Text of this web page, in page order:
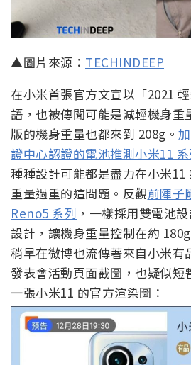
▲圖片來源： TECHINDEEP
在小米首張官方文宣以「2021
語，也被傳聞可能是減輕機身重
版的機身重量也都來到 208g。
證中心認證的電池推測小米11
種種設計可能都是盡力在小米11
重量過重的這問題。反觀前陣子
Reno5 系列 ，一樣採用雙電池
設計，讓機身重量控制在約 180g
稍早在微博也流傳著來自小米有
發表會活動頁面截圖，也疑似短
一張小米11 的官方渲染圖：